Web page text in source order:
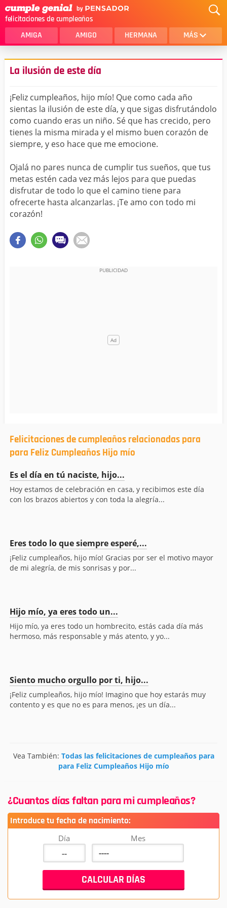
felicitaciones de cumpleaños
AMIGA AMIGO HERMANA MÁS
MAMA
AMOR
SOBRINA
HIJA
HERMANO
HIJO
NOVIA
HOMBRE
TIA
CUÑADA
ALGUIEN ESPECIAL
PRIMO
La ilusión de este día
¡Feliz cumpleaños, hijo mío! Que como cada año
sientas la ilusión de este día, y que sigas disfrutándolo
como cuando eras un niño. Sé que has crecido, pero
tienes la misma mirada y el mismo buen corazón de
siempre, y eso hace que me emocione.
Ojalá no pares nunca de cumplir tus sueños, que tus
metas estén cada vez más lejos para que puedas
disfrutar de todo lo que el camino tiene para
ofrecerte hasta alcanzarlas. ¡Te amo con todo mi
corazón!
Felicitaciones de cumpleaños relacionadas para
para Feliz Cumpleaños Hijo mío
Es el día en tú naciste, hijo...
Hoy estamos de celebración en casa, y recibimos este día
con los brazos abiertos y con toda la alegría...
Eres todo lo que siempre esperé,...
¡Feliz cumpleaños, hijo mío! Gracias por ser el motivo mayor
de mi alegría, de mis sonrisas y por...
Hijo mío, ya eres todo un...
Hijo mío, ya eres todo un hombrecito, estás cada día más
hermoso, más responsable y más atento, y yo...
Siento mucho orgullo por ti, hijo...
¡Feliz cumpleaños, hijo mío! Imagino que hoy estarás muy
contento y es que no es para menos, ¡es un día...
Vea También: Todas las felicitaciones de cumpleaños para
para Feliz Cumpleaños Hijo mío
¿Cuantos días faltan para mi cumpleaños?
Introduce tu fecha de nacimiento:
Día Mes